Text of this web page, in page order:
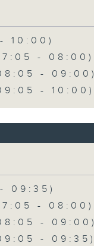
10:00)
- 08:00)
- 09:00)
- 10:00)
09:35)
- 08:00)
- 09:00)
- 09:35)